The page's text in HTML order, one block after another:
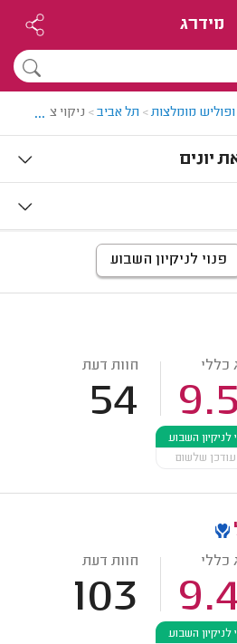
מידרג
ופוליש מומלצות> תל אביב> ניקוי צואת
...
יונים
פנוי לניקיון השבוע
כללי חוות דעת
54
לניקיון השבוע
עודכן שלשום
כללי חוות דעת
103
לניקיון השבוע